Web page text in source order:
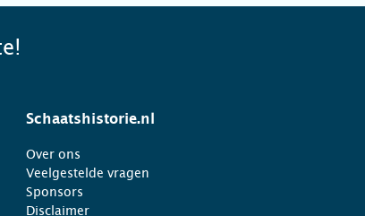
Schaatshistorie.nl
Over ons
Veelgestelde vragen
Sponsors
Disclaimer